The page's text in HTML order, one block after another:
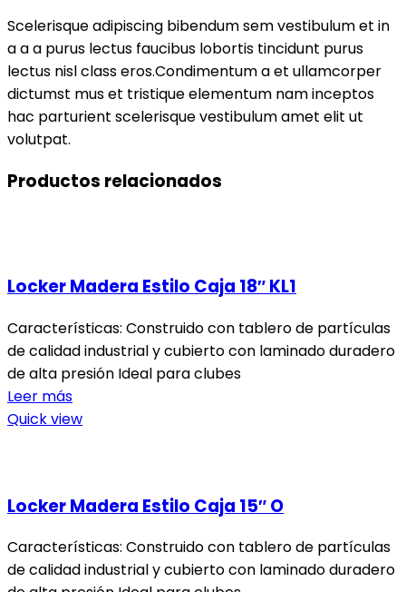
Scelerisque adipiscing bibendum sem vestibulum et in
a a a purus lectus faucibus lobortis tincidunt purus
lectus nisl class eros.Condimentum a et ullamcorper
dictumst mus et tristique elementum nam inceptos
hac parturient scelerisque vestibulum amet elit ut
volutpat.
Productos relacionados
Locker Madera Estilo Caja 18″ KL1
Características: Construido con tablero de partículas
de calidad industrial y cubierto con laminado duradero
de alta presión Ideal para clubes
Leer más
Quick view
Locker Madera Estilo Caja 15″ O
Características: Construido con tablero de partículas
de calidad industrial y cubierto con laminado duradero